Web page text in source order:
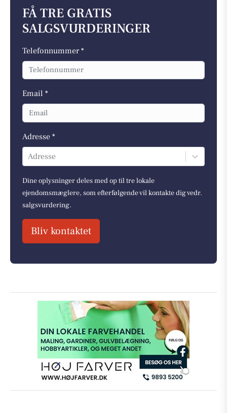
FÅ TRE GRATIS
SALGSVURDERINGER
Telefonnummer *
Email *
Adresse *
Adresse
Dine oplysninger deles med op til tre lokale
ejendomsmæglere, som efterfølgende vil kontakte dig vedr.
salgsvurdering.
Bliv kontaktet